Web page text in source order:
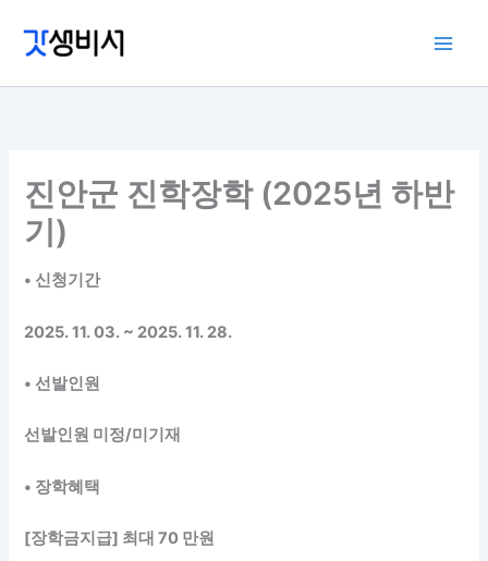
로
진안군 진학장학 (2025년 하반
기)
• 신청기간
2025. 11. 03. ~ 2025. 11. 28.
• 선발인원
선발인원 미정/미기재
• 장학혜택
[장학금지급] 최대 70 만원